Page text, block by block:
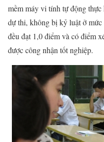
mềm máy vi tính tự động
dự thi, không bị kỷ luật ở
đều đạt 1,0 điểm và có điểm
được công nhận tốt nghiệp.